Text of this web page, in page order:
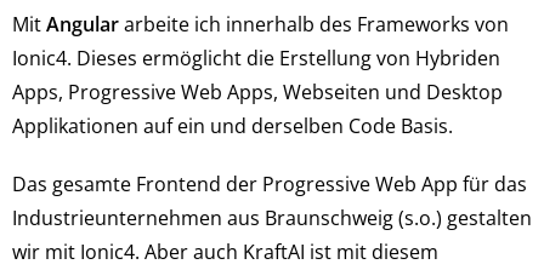
MitAngulararbeite ich innerhalb des Frameworks von
Ionic4. Dieses ermöglicht die Erstellung von Hybriden
Apps, Progressive Web Apps, Webseiten und Desktop
Applikationen auf ein und derselben Code Basis.
Das gesamte Frontend der Progressive Web App für das
Industrieunternehmen aus Braunschweig (s.o.) gestalten
wir mit Ionic4. Aber auch KraftAI ist mit diesem